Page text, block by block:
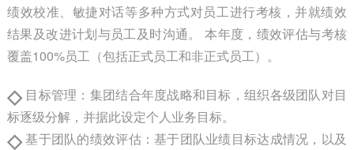
绩效校准、敏捷对话等多种方式对员工进行考核，并就绩效
结果及改进计划与员工及时沟通。 本年度，绩效评估与考核
覆盖100%员工（包括正式员工和非正式员工）。
◇ 目标管理：集团结合年度战略和目标，组织各级团队对目
标逐级分解，并据此设定个人业务目标。
◇ 基于团队的绩效评估：基于团队业绩目标达成情况，以及